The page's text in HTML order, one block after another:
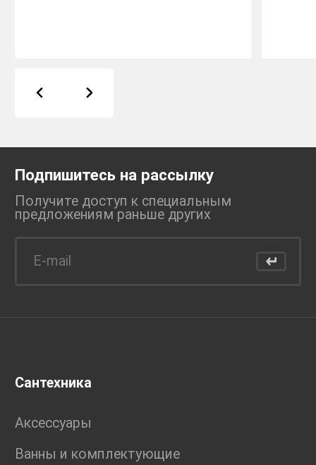
Подпишитесь на рассылку
Получите доступ к специальным
предложениям раньше других
Сантехника
Аксессуары
Ванны и комплектующие